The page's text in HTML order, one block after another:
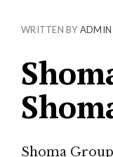
WRITTEN BY ADMIN
Shoma